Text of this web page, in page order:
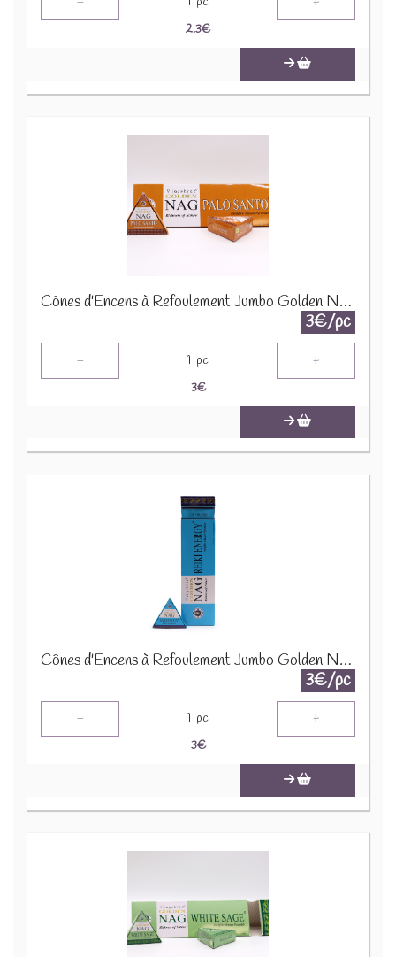
2.3€
Cônes d'Encens à Refoulement Jumbo Golden Nag 42g - Palo Santo JBackF-05
3€/pc
- 1 pc +
3€
Cônes d'Encens à Refoulement Jumbo Golden Nag 42g - Re¨ki Energie JBackF-10
3€/pc
- 1 pc +
3€